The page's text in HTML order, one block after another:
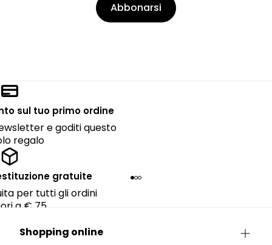
Abbonarsi
sul tuo primo ordine
e goditi questo
regalo
gratuite
per tutti gli ordini
a € 75.
Shopping online